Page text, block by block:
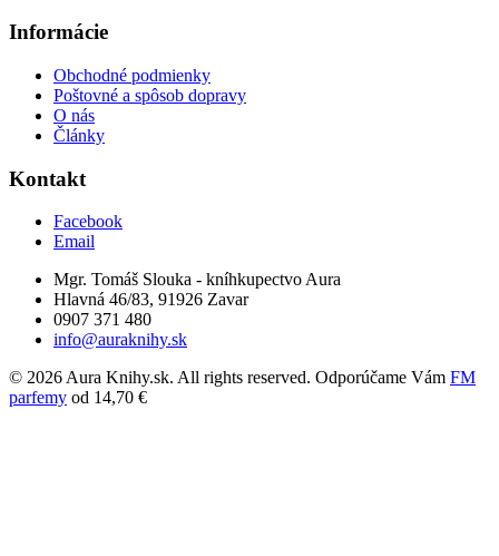
Informácie
Obchodné podmienky
Poštovné a spôsob dopravy
O nás
Články
Kontakt
Facebook
Email
Mgr. Tomáš Slouka - kníhkupectvo Aura
Hlavná 46/83, 91926 Zavar
0907 371 480
info@auraknihy.sk
© 2026 Aura Knihy.sk. All rights reserved. Odporúčame Vám FM
parfemy od 14,70 €